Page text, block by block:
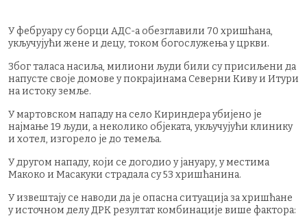
У фебруару су борци АДС-а обезглавили 70 хришћана,
укључујући жене и децу, током богослужења у цркви.
Због таласа насиља, милиони људи били су присиљени да
напусте своје домове у покрајинама Северни Киву и Итури
на истоку земље.
У мартовском нападу на село Кириндера убијено је
најмање 19 људи, а неколико објеката, укључујући клинику
и хотел, изгорело је до темеља.
У другом нападу, који се догодио у јануару, у местима
Макоко и Масакуки страдала су 53 хришћанина.
У извештају се наводи да је опасна ситуација за хришћане
у источном делу ДРК резултат комбинације више фактора: